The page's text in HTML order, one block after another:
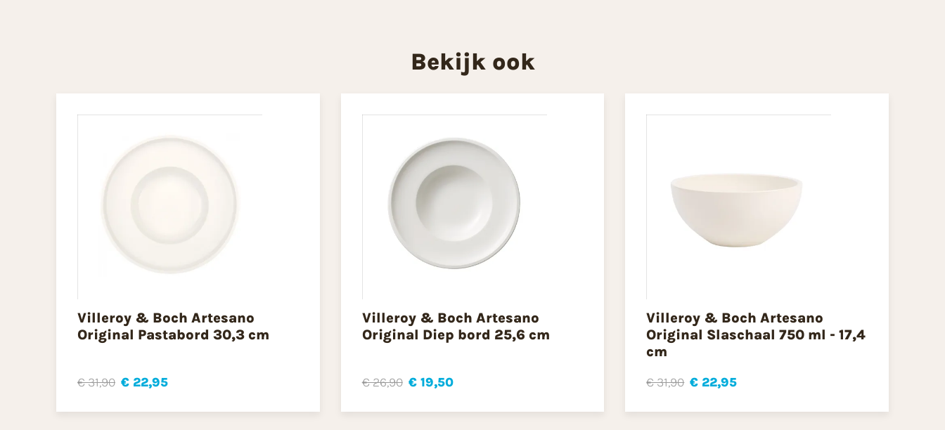
Bekijk ook
Villeroy & Boch Artesano
Original Pastabord 30,3 cm
€ 31,90 € 22,95
Villeroy & Boch Artesano
Original Diep bord 25,6 cm
€ 26,90 € 19,50
Villeroy & Boch Artesano
Original Slaschaal 750 ml - 17,4
cm
€ 31,90 € 22,95